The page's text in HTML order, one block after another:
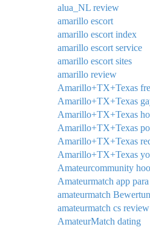
alua_NL review
amarillo escort
amarillo escort index
amarillo escort service
amarillo escort sites
amarillo review
Amarillo+TX+Texas
Amarillo+TX+Texas
Amarillo+TX+Texas
Amarillo+TX+Texas
Amarillo+TX+Texas
Amarillo+TX+Texas
Amateurcommunity
Amateurmatch app
amateurmatch
amateurmatch cs review
AmateurMatch dating